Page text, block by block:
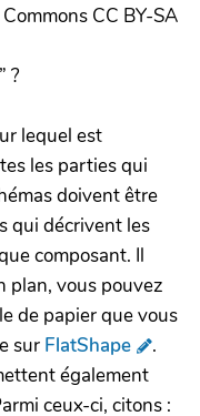
CC BY-SA
?
lequel est
les parties qui
doivent être
qui décrivent les
composant. Il
plan, vous pouvez
de papier que vous
sur FlatShape
.
également
ceux-ci, citons :